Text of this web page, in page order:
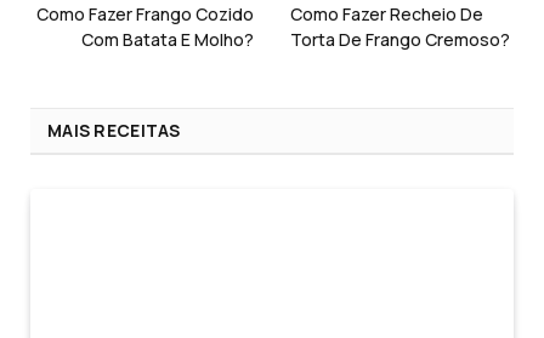
Como Fazer Frango Cozido
Com Batata E Molho?
Como Fazer Recheio De
Torta De Frango Cremoso?
MAIS RECEITAS